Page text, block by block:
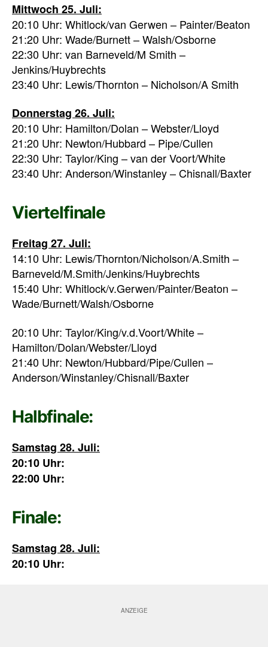
Mittwoch 25. Juli:
20:10 Uhr: Whitlock/van Gerwen – Painter/Beaton
21:20 Uhr: Wade/Burnett – Walsh/Osborne
22:30 Uhr: van Barneveld/M Smith –
Jenkins/Huybrechts
23:40 Uhr: Lewis/Thornton – Nicholson/A Smith
Donnerstag 26. Juli:
20:10 Uhr: Hamilton/Dolan – Webster/Lloyd
21:20 Uhr: Newton/Hubbard – Pipe/Cullen
22:30 Uhr: Taylor/King – van der Voort/White
23:40 Uhr: Anderson/Winstanley – Chisnall/Baxter
Viertelfinale
Freitag 27. Juli:
14:10 Uhr: Lewis/Thornton/Nicholson/A.Smith –
Barneveld/M.Smith/Jenkins/Huybrechts
15:40 Uhr: Whitlock/v.Gerwen/Painter/Beaton –
Wade/Burnett/Walsh/Osborne
20:10 Uhr: Taylor/King/v.d.Voort/White –
Hamilton/Dolan/Webster/Lloyd
21:40 Uhr: Newton/Hubbard/Pipe/Cullen –
Anderson/Winstanley/Chisnall/Baxter
Halbfinale:
Samstag 28. Juli:
20:10 Uhr:
22:00 Uhr:
Finale:
Samstag 28. Juli:
20:10 Uhr: